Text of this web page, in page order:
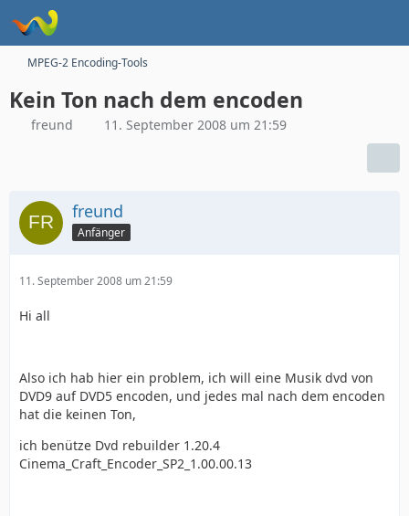
MPEG-2 Encoding-Tools
Kein Ton nach dem encoden
freund 11. September 2008 um 21:59
freund
Anfänger
11. September 2008 um 21:59
Hi all
Also ich hab hier ein problem, ich will eine Musik dvd von
DVD9 auf DVD5 encoden, und jedes mal nach dem encoden
hat die keinen Ton,
ich benütze Dvd rebuilder 1.20.4
Cinema_Craft_Encoder_SP2_1.00.00.13